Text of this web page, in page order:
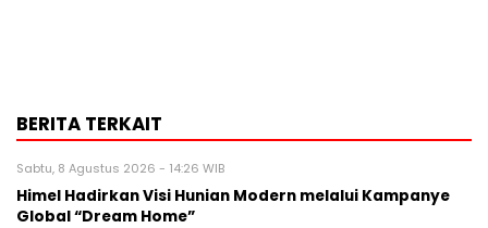
BERITA TERKAIT
Sabtu, 8 Agustus 2026 - 14:26 WIB
Himel Hadirkan Visi Hunian Modern melalui Kampanye
Global “Dream Home”